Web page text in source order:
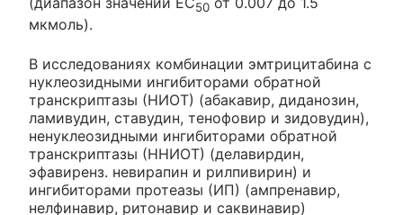
50
мкмоль).
В исследованиях комбинации эмтрицитабина с
нуклеозидными ингибиторами обратной
транскриптазы (НИОТ) (абакавир, диданозин,
ламивудин, ставудин, тенофовир и зидовудин),
ненуклеозидными ингибиторами обратной
транскриптазы (ННИОТ) (делавирдин,
эфавиренз. невирапин и рилпивирин) и
ингибиторами протеазы (ИП) (ампренавир,
нелфинавир, ритонавир и саквинавир)